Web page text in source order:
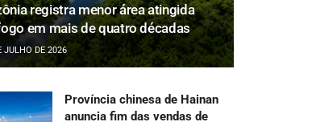
registra menor área atingida
em mais de quatro décadas
JULHO DE 2026
Província chinesa de Hainan
anuncia fim das vendas de